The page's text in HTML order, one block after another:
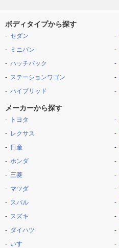
ボディタイプから探す
セダン
ミニバン
ハッチバック
ステーションワゴン
ハイブリッド
メーカーから探す
トヨタ
レクサス
日産
ホンダ
三菱
マツダ
スバル
スズキ
ダイハツ
いすゞ